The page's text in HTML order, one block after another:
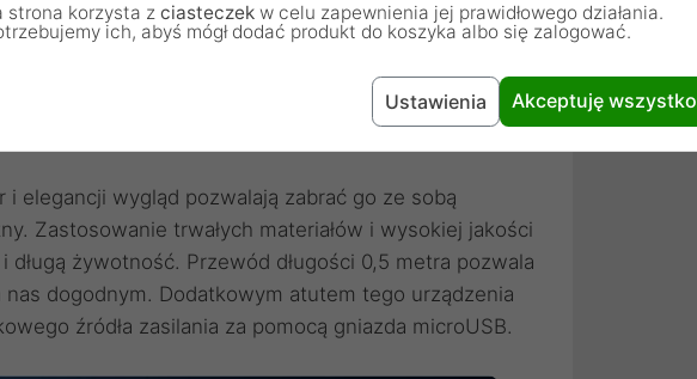
elegancji wygląd pozwalają zabrać go ze sobą
Zastosowanie trwałych materiałów i wysokiej jakości
żywotność. Przewód długości 0,5 metra pozwala
dogodnym. Dodatkowym atutem tego urządzenia
źródła zasilania za pomocą gniazda microUSB.
strona korzysta z ciasteczek w celu zapewnienia jej prawidłowego działania.
ich, abyś mógł dodać produkt do koszyka albo się zalogować.
Ustawienia Akceptuję wszystko